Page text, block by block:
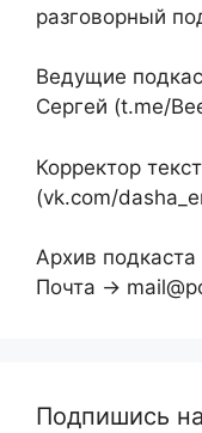
разговорный
Ведущие
Сергей (t.me/
Корректор
(vk.com/
Архив
Почта →
Подпишись